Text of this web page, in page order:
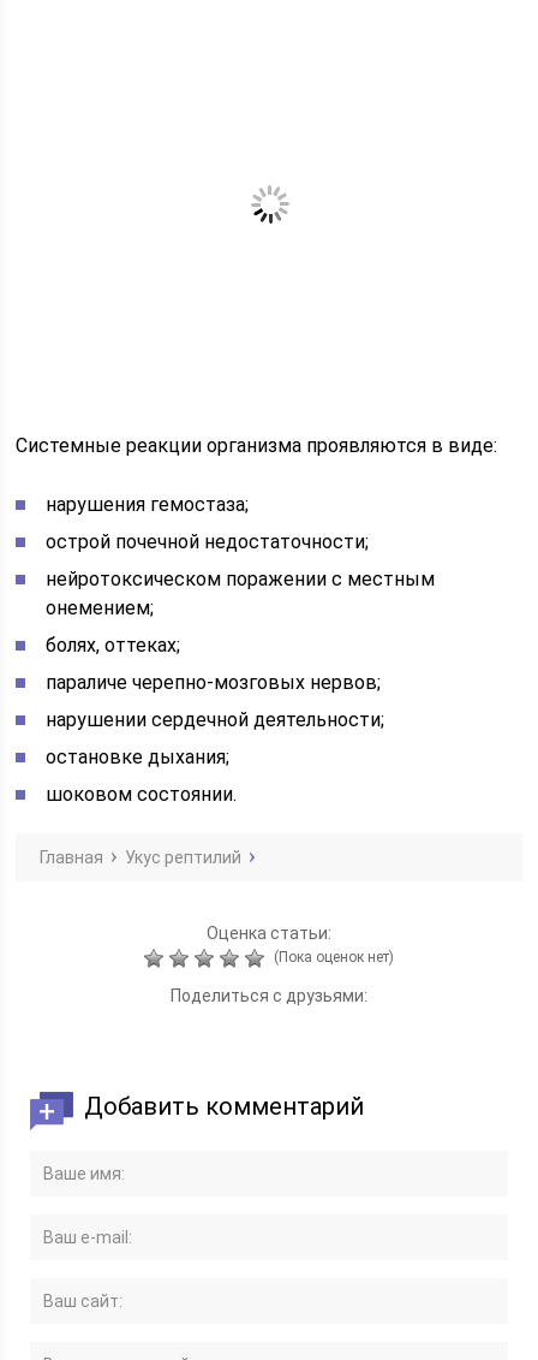
Системные реакции организма проявляются в виде:
нарушения гемостаза;
острой почечной недостаточности;
нейротоксическом поражении с местным
онемением;
болях, оттеках;
параличе черепно-мозговых нервов;
нарушении сердечной деятельности;
остановке дыхания;
шоковом состоянии.
Главная Укус рептилий
Оценка статьи:
(Пока оценок нет)
Поделиться с друзьями:
Добавить комментарий